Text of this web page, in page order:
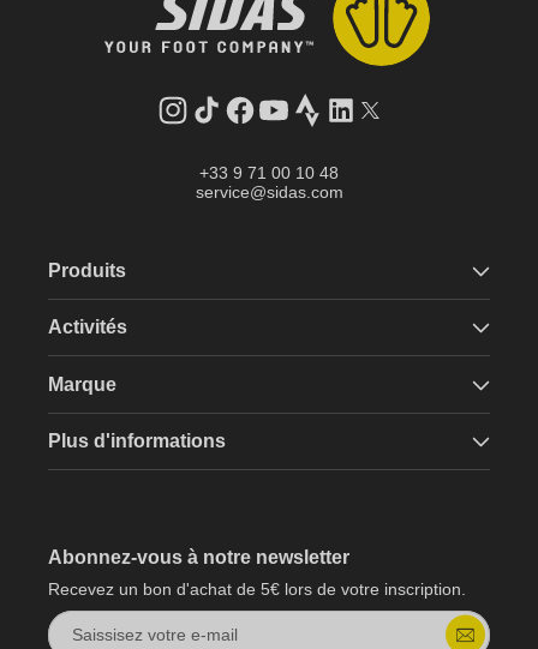
Instagram
Tik
Facebook
YouTube
StravaLinkedInTwitter
+33 9 71 00 10 48
service@sidas.com
Produits
Activités
Marque
Plus d'informations
Abonnez-vous à notre newsletter
Recevez un bon d'achat de 5€ lors de votre inscription.
Saissisez votre e-mail